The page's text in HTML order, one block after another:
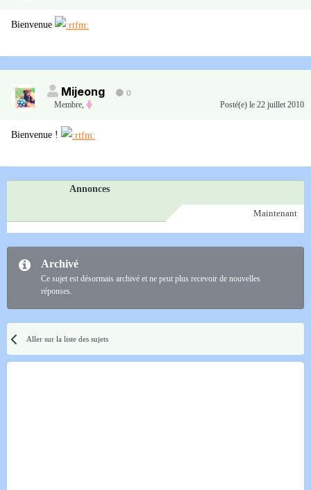
Bienvenue
Mijeong
0
Membre, Posté(e) le 22 juillet 2010
Bienvenue !
Annonces
Maintenant
Archivé
Ce sujet est désormais archivé et ne peut plus recevoir de nouvelles
réponses.
Aller sur la liste des sujets